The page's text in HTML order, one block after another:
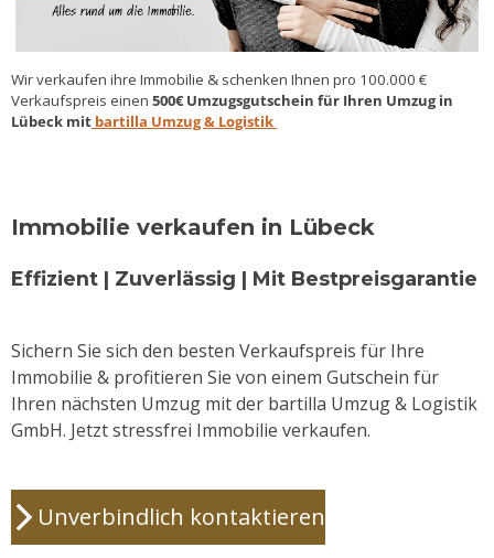
Wir verkaufen ihre Immobilie & schenken Ihnen pro 100.000 €
Verkaufspreis einen 500€ Umzugsgutschein für Ihren Umzug in
Lübeck mit bartilla Umzug & Logistik
Immobilie verkaufen in Lübeck
Effizient | Zuverlässig | Mit Bestpreisgarantie
Sichern Sie sich den besten Verkaufspreis für Ihre
Immobilie & profitieren Sie von einem Gutschein für
Ihren nächsten Umzug mit der bartilla Umzug & Logistik
GmbH. Jetzt stressfrei Immobilie verkaufen.
Unverbindlich kontaktieren